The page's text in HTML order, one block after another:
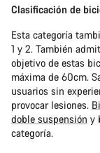
Clasificación de
Esta categoría
1 y 2. También
objetivo de estas
máxima de 60cm.
usuarios sin
provocar lesiones.
doble suspensión y
categoría.